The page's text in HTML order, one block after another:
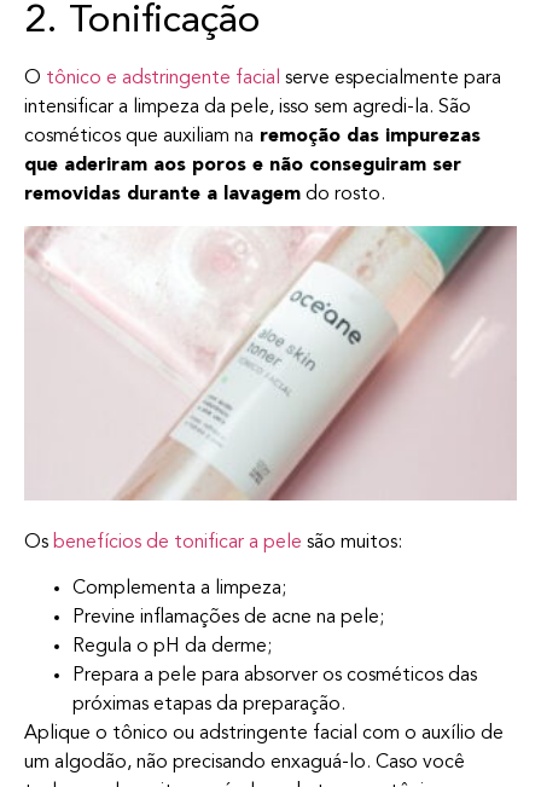
2. Tonificação
O tônico e adstringente facial serve especialmente para
intensificar a limpeza da pele, isso sem agredi-la. São
cosméticos que auxiliam na remoção das impurezas
que aderiram aos poros e não conseguiram ser
removidas durante a lavagem do rosto.
Os benefícios de tonificar a pele são muitos:
Complementa a limpeza;
Previne inflamações de acne na pele;
Regula o pH da derme;
Prepara a pele para absorver os cosméticos das
próximas etapas da preparação.
Aplique o tônico ou adstringente facial com o auxílio de
um algodão, não precisando enxaguá-lo. Caso você